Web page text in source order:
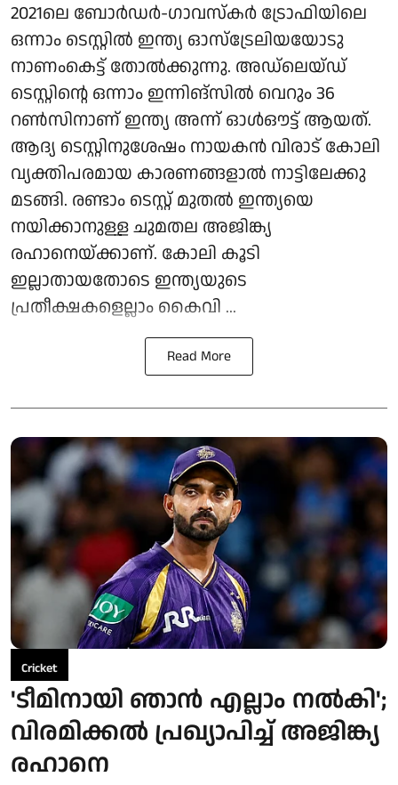
2021ലെ ബോർഡർ-ഗാവസ്‌കർ ട്രോഫിയിലെ
ഒന്നാം ടെസ്റ്റിൽ ഇന്ത്യ ഓസ്‌ട്രേലിയയോടു
നാണംകെട്ട് തോൽക്കുന്നു. അഡ്‌ലെയ്ഡ്
ടെസ്റ്റിന്റെ ഒന്നാം ഇന്നിങ്‌സിൽ വെറും 36
റൺസിനാണ് ഇന്ത്യ അന്ന് ഓൾഔട്ട് ആയത്.
ആദ്യ ടെസ്റ്റിനുശേഷം നായകൻ വിരാട് കോലി
വ്യക്തിപരമായ കാരണങ്ങളാൽ നാട്ടിലേക്കു
മടങ്ങി. രണ്ടാം ടെസ്റ്റ് മുതൽ ഇന്ത്യയെ
നയിക്കാനുള്ള ചുമതല അജിങ്ക്യ
രഹാനെയ്ക്കാണ്. കോലി കൂടി
ഇല്ലാതായതോടെ ഇന്ത്യയുടെ
പ്രതീക്ഷകളെല്ലാം കൈവി ...
Read More
Cricket
'ടീമിനായി ഞാൻ എല്ലാം നൽകി';
വിരമിക്കൽ പ്രഖ്യാപിച്ച് അജിങ്ക്യ
രഹാനെ